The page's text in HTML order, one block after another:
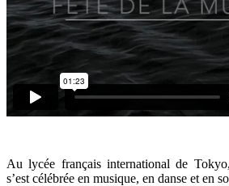
Au lycée français international de
s’est célébrée en musique, en danse et en